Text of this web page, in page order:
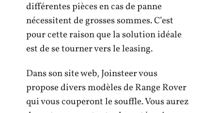
différentes pièces en cas de panne
nécessitent de grosses sommes. C’est
pour cette raison que la solution idéale
est de se tourner vers le leasing.
Dans son site web, Joinsteer vous
propose divers modèles de Range Rover
qui vous couperont le souffle. Vous aurez